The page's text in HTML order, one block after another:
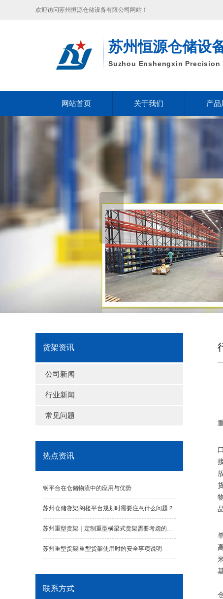
欢迎访问苏州恒源仓储设备有限公司网站！
苏州恒源仓储设
Suzhou Enshengxin Precision
网站首页 关于我们 产品
货架资讯
公司新闻
行业新闻
常见问题
热点资讯
钢平台在仓储物流中的应用与优势
苏州仓储货架|阁楼平台规划时需要注意什么问题？
苏州重型货架｜定制重型横梁式货架需要考虑的因素有哪些？
苏州重型货架|重型货架使用时的安全事项说明
联系方式